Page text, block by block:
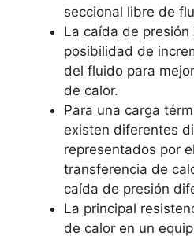
seccional libre de
La caída de
posibilidad de
del fluido para
de calor.
Para una carga
existen diferentes
representados por
transferencia de
caída de presión
La principal
de calor en un